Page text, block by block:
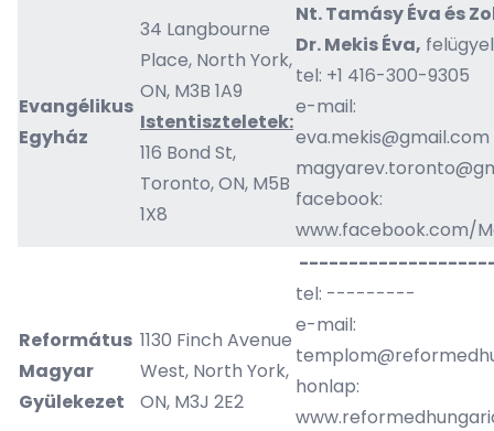
Evangélikus
Egyház
34 Langbourne
Place, North York,
ON, M3B 1A9
Istentiszteletek:
116 Bond St,
Toronto, ON, M5B
1X8
Nt. Tamásy Éva és
Dr. Mekis Éva,
tel: +1 416-300-9305
e-mail:
eva.mekis@gmail.com
facebook:
www.facebook.com/
Református
Magyar
Gyülekezet
1130 Finch Avenue
West, North York,
ON, M3J 2E2
tel: ---------
e-mail:
honlap: